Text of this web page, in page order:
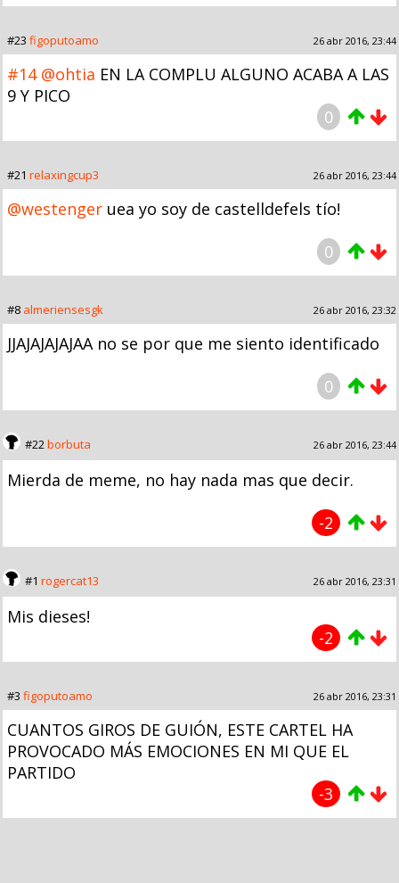
#23 figoputoamo 26 abr 2016, 23:44
#14 @ohtia EN LA COMPLU ALGUNO ACABA A LAS
9 Y PICO
0
#21 relaxingcup3 26 abr 2016, 23:44
@westenger uea yo soy de castelldefels tío!
0
#8 almeriensesgk 26 abr 2016, 23:32
JJAJAJAJAJAA no se por que me siento identificado
0
#22borbuta 26 abr 2016, 23:44
Mierda de meme, no hay nada mas que decir.
-2
#1 rogercat13 26 abr 2016, 23:31
Mis dieses!
-2
#3 figoputoamo 26 abr 2016, 23:31
CUANTOS GIROS DE GUIÓN, ESTE CARTEL HA
PROVOCADO MÁS EMOCIONES EN MI QUE EL
PARTIDO
-3